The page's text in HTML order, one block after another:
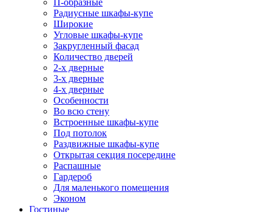
П-образные
Радиусные шкафы-купе
Широкие
Угловые шкафы-купе
Закругленный фасад
Количество дверей
2-х дверные
3-х дверные
4-х дверные
Особенности
Во всю стену
Встроенные шкафы-купе
Под потолок
Раздвижные шкафы-купе
Открытая секция посередине
Распашные
Гардероб
Для маленького помещения
Эконом
Гостиные